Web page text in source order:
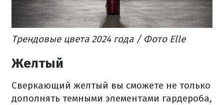
Трендовые цвета 2024 года / Фото Elle
Желтый
Сверкающий желтый вы сможете не только
дополнять темными элементами гардероба,